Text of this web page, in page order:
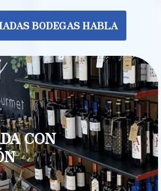
BODEGAS HABLA
CON